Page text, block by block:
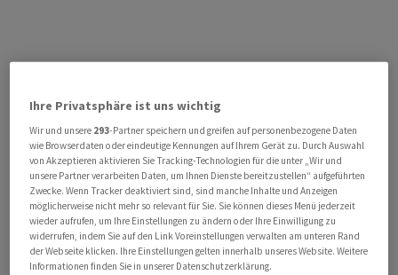
Ihre Privatsphäre ist uns wichtig
Wir und unsere 293-Partner speichern und greifen auf personenbezogene Daten
wie Browserdaten oder eindeutige Kennungen auf Ihrem Gerät zu. Durch Auswahl
von Akzeptieren aktivieren Sie Tracking-Technologien für die unter „Wir und
unsere Partner verarbeiten Daten, um Ihnen Dienste bereitzustellen“ aufgeführten
Zwecke. Wenn Tracker deaktiviert sind, sind manche Inhalte und Anzeigen
möglicherweise nicht mehr so relevant für Sie. Sie können dieses Menü jederzeit
wieder aufrufen, um Ihre Einstellungen zu ändern oder Ihre Einwilligung zu
widerrufen, indem Sie auf den Link Voreinstellungen verwalten am unteren Rand
der Webseite klicken. Ihre Einstellungen gelten innerhalb unseres Website. Weitere
Informationen finden Sie in unserer Datenschutzerklärung.